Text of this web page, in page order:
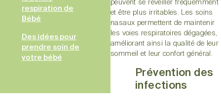
respiration de
Bébé
Des idées pour
prendre soin de
votre bébé
peuvent se réveiller fréquemment
et être plus irritables. Les soins
nasaux permettent de maintenir
les voies respiratoires dégagées,
améliorant ainsi la qualité de leur
sommeil et leur confort général.
Prévention des
infections